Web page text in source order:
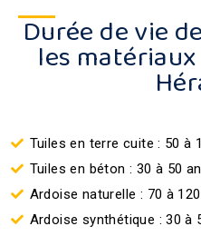
Durée de vie
les
Tuiles en terre cuite : 50 à
Tuiles en béton : 30 à 50
Ardoise naturelle : 70 à
Ardoise synthétique : 30 à